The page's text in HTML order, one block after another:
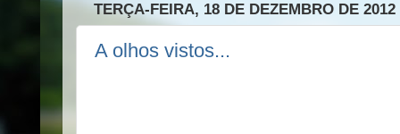
TERÇA-FEIRA, 18 DE DEZEMBRO DE 2012
A olhos vistos...